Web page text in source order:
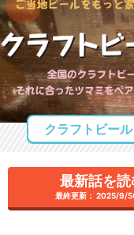
クラフトビー
最新話を読
最終更新： 2025/9/